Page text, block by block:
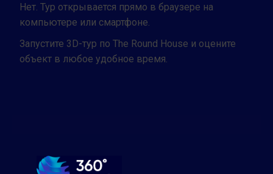
Нет. Тур открывается прямо в браузере на
компьютере или смартфоне.
Запустите 3D-тур по The Round House и оцените
объект в любое удобное время.